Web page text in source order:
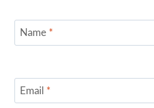
Name *
Email *